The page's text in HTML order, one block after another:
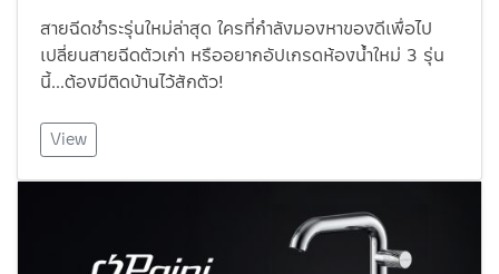
สายฉีดชำระรุ่นใหม่ล่าสุด ใครที่กำลังมองหาของดีเพื่อไป
เปลี่ยนสายฉีดตัวเก่า หรืออยากอัปเกรดห้องน้ำใหม่ 3 รุ่น
นี้…ต้องมีติดบ้านไว้สักตัว!
View